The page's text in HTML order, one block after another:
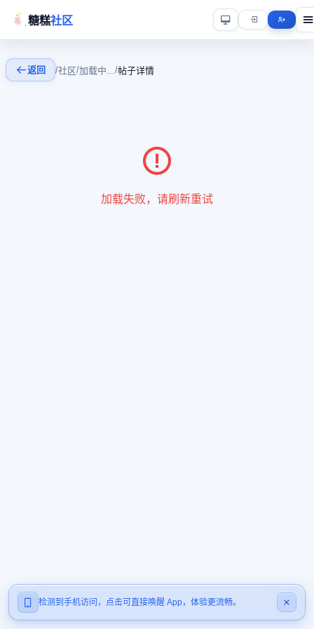
糖糕社区
检测到手机访问，点击可直接唤醒 App，体验更流畅。
返回 /社区/加载中.../帖子详情
加载失败，请刷新重试